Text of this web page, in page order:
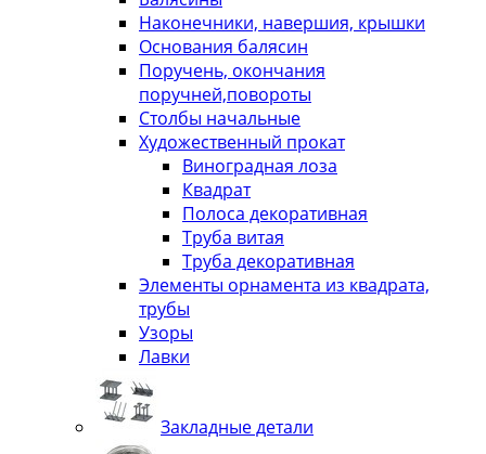
Наконечники, навершия, крышки
Основания балясин
Поручень, окончания
поручней,повороты
Столбы начальные
Художественный прокат
Виноградная лоза
Квадрат
Полоса декоративная
Труба витая
Труба декоративная
Элементы орнамента из квадрата,
трубы
Узоры
Лавки
Закладные детали